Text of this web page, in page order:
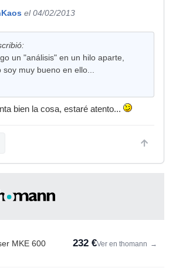
el 04/02/2013
un "análisis" en un hilo aparte,
muy bueno en ello...
bien la cosa, estaré atento...
MKE 600 232 €Ver en thomann →